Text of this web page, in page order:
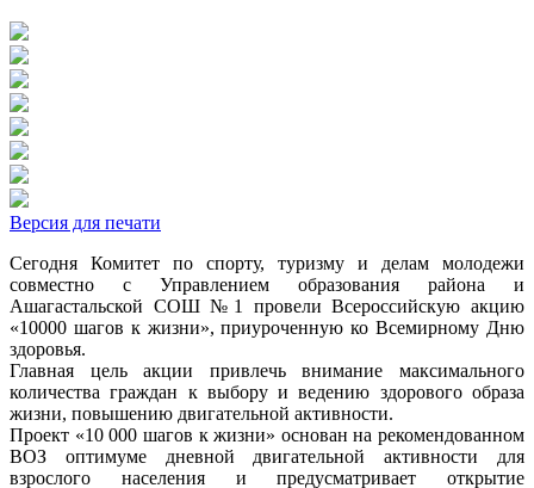
Версия для печати
Сегодня Комитет по спорту, туризму и делам молодежи
совместно с Управлением образования района и
Ашагастальской СОШ №1 провели Всероссийскую акцию
«10000 шагов к жизни», приуроченную ко Всемирному Дню
здоровья.
Главная цель акции привлечь внимание максимального
количества граждан к выбору и ведению здорового образа
жизни, повышению двигательной активности.
Проект «10 000 шагов к жизни» основан на рекомендованном
ВОЗ оптимуме дневной двигательной активности для
взрослого населения и предусматривает открытие